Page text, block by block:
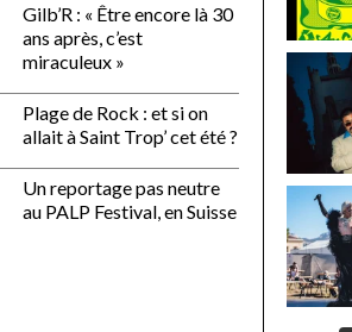
Gilb’R : « Être encore là 30
ans après, c’est
miraculeux »
Plage de Rock : et si on
allait à Saint Trop’ cet été ?
Un reportage pas neutre
au PALP Festival, en Suisse